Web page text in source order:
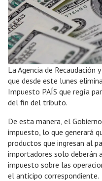
La Agencia de Recaudación
que desde este lunes
Impuesto PAÍS que regía
del fin del tributo.
De esta manera, el
impuesto, lo que generará
productos que ingresan al
importadores solo deberán
impuesto sobre las
el anticipo correspondiente.